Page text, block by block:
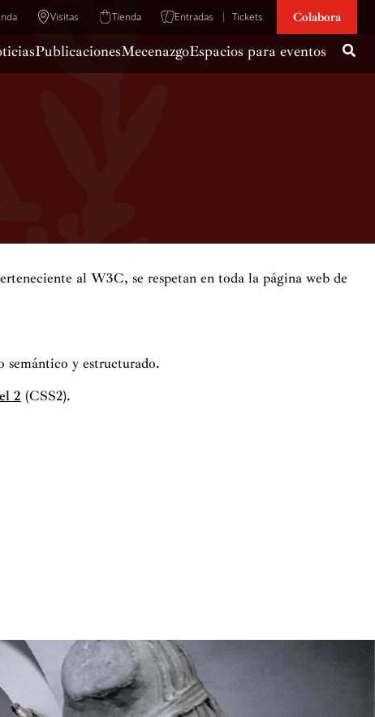
Visitas Tienda Entradas Tickets Colabora
PublicacionesMecenazgoEspacios para eventos
al W3C, se respetan en toda la página web de
semántico y estructurado.
2 (CSS2).